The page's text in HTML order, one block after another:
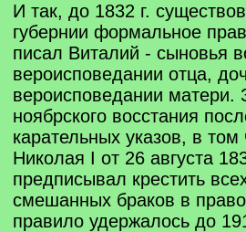
И так, до 1832 г.
губернии формальное
писал Виталий - сыновья
вероисповедании отца,
вероисповедании матери.
ноябрского восстания
карательных указов, в том
Николая I от 26 августа
предписывал крестить
смешанных браков в
правило удержалось до